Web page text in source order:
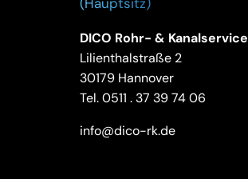
(Hauptsitz)
DICO Rohr- & Kanalservice
Lilienthalstraße 2
30179 Hannover
Tel.0511 . 37 39 74 06
info@dico-rk.de